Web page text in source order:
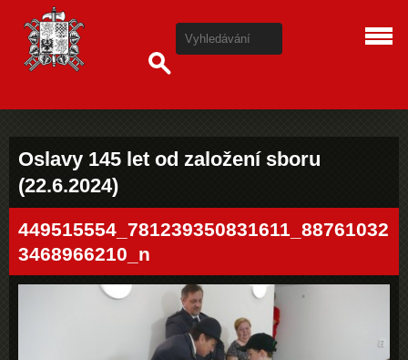
Oslavy 145 let od založení sboru
(22.6.2024)
449515554_781239350831611_88761032
3468966210_n